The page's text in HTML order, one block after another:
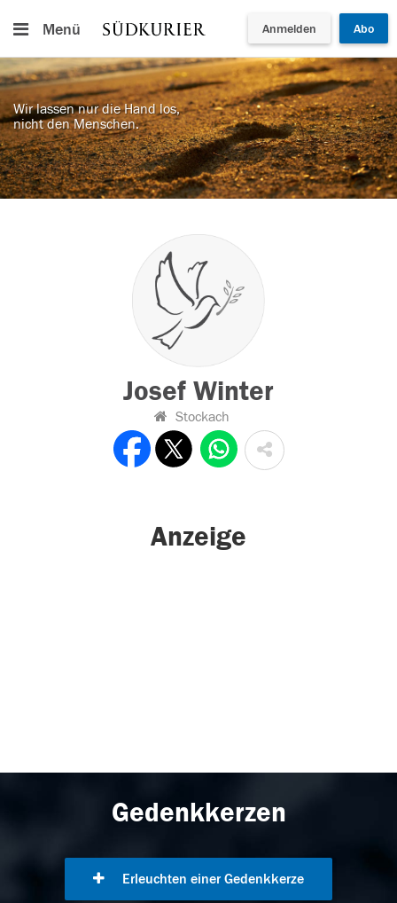
Menü Anmelden Abo
Wir lassen nur die Hand los,
nicht den Menschen.
Josef Winter
Stockach
Anzeige
Gedenkkerzen
Erleuchten einer Gedenkkerze